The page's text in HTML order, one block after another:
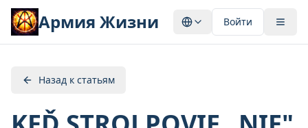
Армия Жизни Войти
Назад к статьям